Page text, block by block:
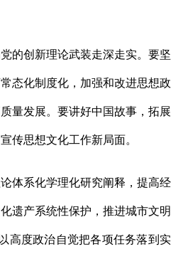
的创新理论武装走深走实。要坚
态化制度化，加强和改进思想政
量发展。要讲好中国故事，拓展
传思想文化工作新局面。
体系化学理化研究阐释，提高经
遗产系统性保护，推进城市文明
高度政治自觉把各项任务落到实